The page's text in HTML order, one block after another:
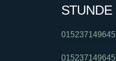
STUNDE
015237149645
015237149645